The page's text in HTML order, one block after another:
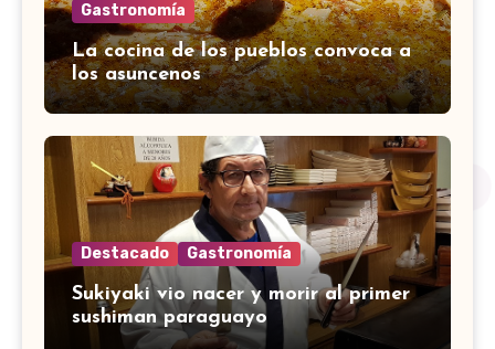
Gastronomía
La cocina de los pueblos convoca a
los asuncenos
Destacado Gastronomía
Sukiyaki vio nacer y morir al primer
sushiman paraguayo